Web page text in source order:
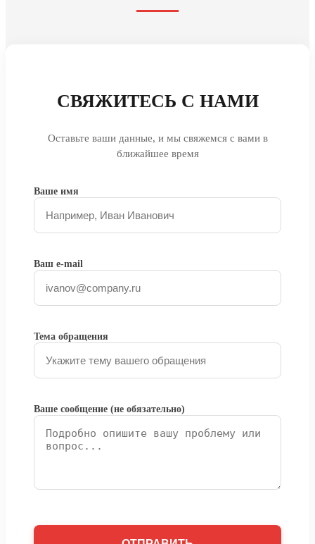
СВЯЖИТЕСЬ С НАМИ
Оставьте ваши данные, и мы свяжемся с вами в
ближайшее время
Ваше имя
Ваш e-mail
Тема обращения
Ваше сообщение (не обязательно)